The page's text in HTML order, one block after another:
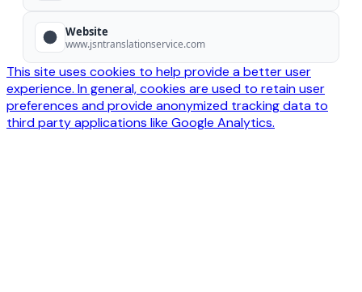
Website
www.jsntranslationservice.com
This site uses cookies to help provide a better user
experience. In general, cookies are used to retain user
preferences and provide anonymized tracking data to
third party applications like Google Analytics.